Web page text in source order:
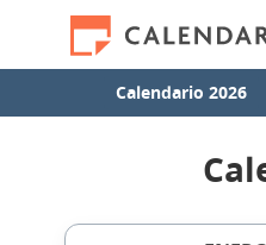
Calendario 2026